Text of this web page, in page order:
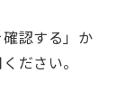
認する」か
ださい。